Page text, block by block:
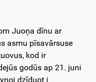
Juoņa dīnu ar
asmu pīsavārsuse
kod ir
godūs ap 21. juni
dzīduot i